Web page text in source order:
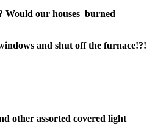
Would our houses burned
and shut off the furnace!?!
other assorted covered light